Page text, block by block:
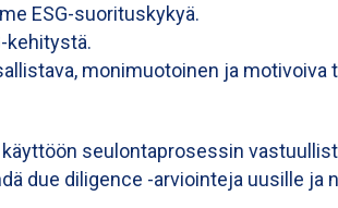
ESG-suorituskykyä.
kehitystä.
monimuotoinen ja motivoiva
seulontaprosessin
due diligence -arviointeja uusille ja